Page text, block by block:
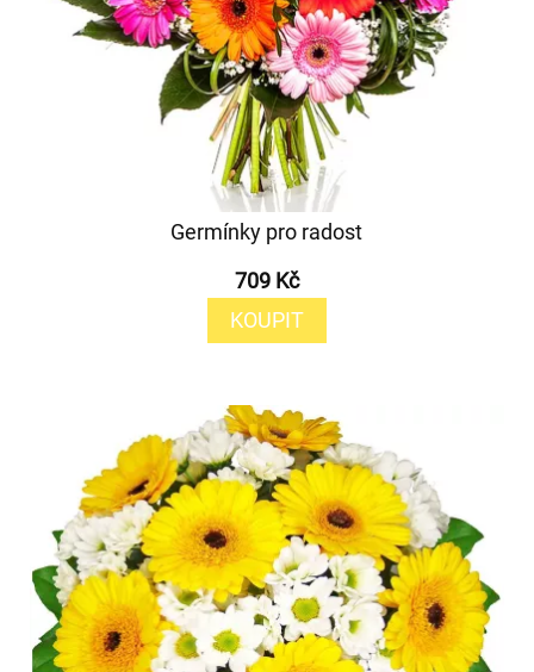
Germínky pro radost
709 Kč
KOUPIT